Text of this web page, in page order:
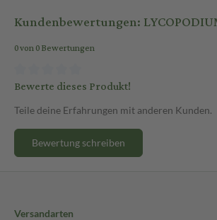
Kundenbewertungen:
0 von 0 Bewertungen
Bewerte dieses Produkt!
Teile deine Erfahrungen mit anderen Kunden.
Bewertung schreiben
Versandarten